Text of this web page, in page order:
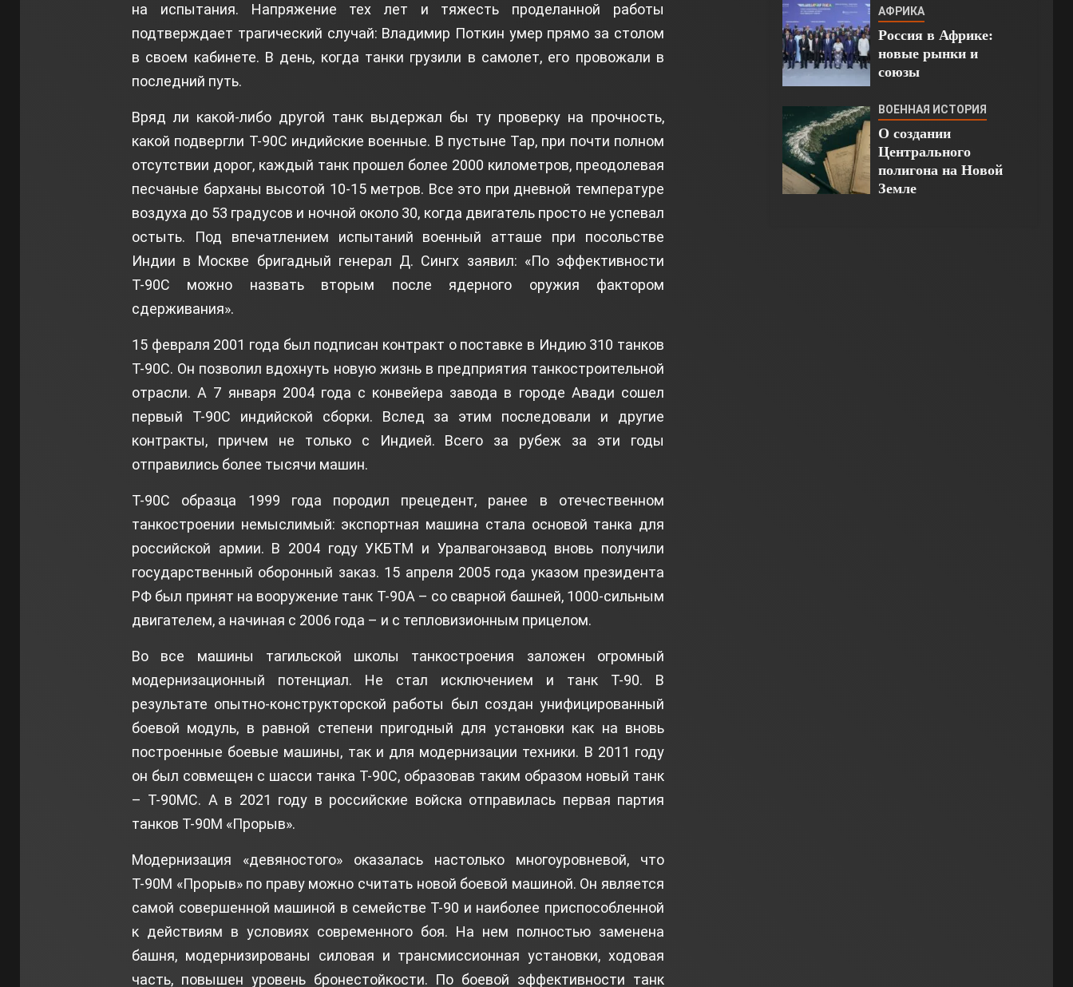
на испытания. Напряжение тех лет и тяжесть проделанной работы
подтверждает трагический случай: Владимир Поткин умер прямо за столом
в своем кабинете. В день, когда танки грузили в самолет, его провожали в
последний путь.
Вряд ли какой-либо другой танк выдержал бы ту проверку на прочность,
какой подвергли Т-90С индийские военные. В пустыне Тар, при почти полном
отсутствии дорог, каждый танк прошел более 2000 километров, преодолевая
песчаные барханы высотой 10-15 метров. Все это при дневной температуре
воздуха до 53 градусов и ночной около 30, когда двигатель просто не успевал
остыть. Под впечатлением испытаний военный атташе при посольстве
Индии в Москве бригадный генерал Д. Сингх заявил: «По эффективности
Т-90С можно назвать вторым после ядерного оружия фактором
сдерживания».
15 февраля 2001 года был подписан контракт о поставке в Индию 310 танков
Т-90С. Он позволил вдохнуть новую жизнь в предприятия танкостроительной
отрасли. А 7 января 2004 года с конвейера завода в городе Авади сошел
первый Т-90С индийской сборки. Вслед за этим последовали и другие
контракты, причем не только с Индией. Всего за рубеж за эти годы
отправились более тысячи машин.
Т-90С образца 1999 года породил прецедент, ранее в отечественном
танкостроении немыслимый: экспортная машина стала основой танка для
российской армии. В 2004 году УКБТМ и Уралвагонзавод вновь получили
государственный оборонный заказ. 15 апреля 2005 года указом президента
РФ был принят на вооружение танк Т-90А – со сварной башней, 1000-сильным
двигателем, а начиная с 2006 года – и с тепловизионным прицелом.
Во все машины тагильской школы танкостроения заложен огромный
модернизационный потенциал. Не стал исключением и танк Т-90. В
результате опытно-конструкторской работы был создан унифицированный
боевой модуль, в равной степени пригодный для установки как на вновь
построенные боевые машины, так и для модернизации техники. В 2011 году
он был совмещен с шасси танка Т-90С, образовав таким образом новый танк
– Т-90МС. А в 2021 году в российские войска отправилась первая партия
танков Т-90М «Прорыв».
Модернизация «девяностого» оказалась настолько многоуровневой, что
Т-90М «Прорыв» по праву можно считать новой боевой машиной. Он является
самой совершенной машиной в семействе Т-90 и наиболее приспособленной
к действиям в условиях современного боя. На нем полностью заменена
башня, модернизированы силовая и трансмиссионная установки, ходовая
часть, повышен уровень бронестойкости. По боевой эффективности танк
АФРИКА
Россия в Африке:
новые рынки и
союзы
ВОЕННАЯ ИСТОРИЯ
О создании
Центрального
полигона на Новой
Земле